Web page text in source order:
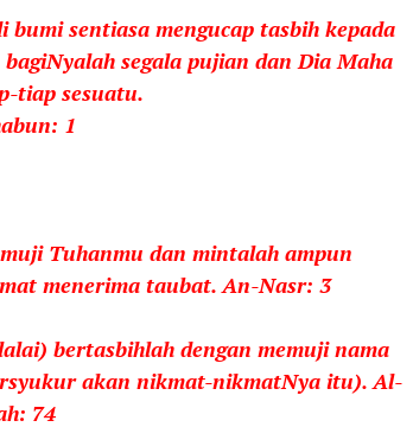
bumi sentiasa mengucap tasbih kepada
segala pujian dan Dia Maha
tiap sesuatu.
1
Tuhanmu dan mintalah ampun
menerima taubat. An-Nasr: 3
bertasbihlah dengan memuji nama
akan nikmat-nikmatNya itu). Al-
74